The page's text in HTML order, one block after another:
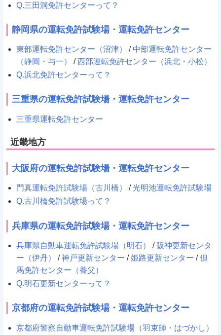
Q.三田洞免許センターって？
静岡県の運転免許試験場・運転免許センター
東部運転免許センター（沼津） / 中部運転免許センター
（静岡・与一）
/西部運転免許センター（浜北・小松）
Q.浜北免許センターって？
三重県の運転免許試験場・運転免許センター
三重県運転免許センター
近畿地方
大阪府の運転免許試験場・運転免許センター
門真運転免許試験場（古川橋） /光明池運転免許試験場
Q.古川橋免許試験場って？
兵庫県の運転免許試験場・運転免許センター
兵庫県自動車運転免許試験場（明石） / 阪神更新センタ
ー（伊丹）
/神戸更新センター /姫路更新センター /但
馬免許センター（養父）
Q.明石更新センターって？
京都府の運転免許試験場・運転免許センター
京都府警察自動車運転免許試験場（羽束師・はづかし）